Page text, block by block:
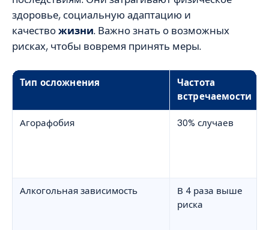
здоровье, социальную адаптацию и
качествожизни. Важно знать о возможных
рисках, чтобы вовремя принять меры.
Тип осложнения
Частота
встречаемости
Агорафобия 30% случаев
Алкогольная зависимость
В 4 раза выше
риска